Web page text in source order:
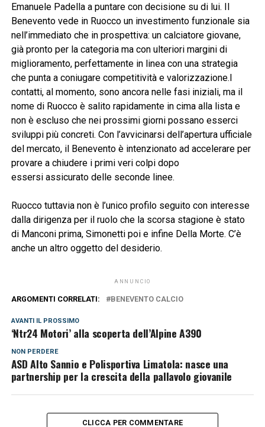
Emanuele Padella a puntare con decisione su di lui. Il
Benevento vede in Ruocco un investimento funzionale sia
nell’immediato che in prospettiva: un calciatore giovane,
già pronto per la categoria ma con ulteriori margini di
miglioramento, perfettamente in linea con una strategia
che punta a coniugare competitività e valorizzazione.I
contatti, al momento, sono ancora nelle fasi iniziali, ma il
nome di Ruocco è salito rapidamente in cima alla lista e
non è escluso che nei prossimi giorni possano esserci
sviluppi più concreti. Con l’avvicinarsi dell’apertura ufficiale
del mercato, il Benevento è intenzionato ad accelerare per
provare a chiudere i primi veri colpi dopo
essersi assicurato delle seconde linee.
Ruocco tuttavia non è l’unico profilo seguito con interesse
dalla dirigenza per il ruolo che la scorsa stagione è stato
di Manconi prima, Simonetti poi e infine Della Morte. C’è
anche un altro oggetto del desiderio.
ANNUNCIO
ARGOMENTI CORRELATI: BENEVENTO CALCIO
AVANTI IL ​​PROSSIMO
‘Ntr24 Motori’ alla scoperta dell’Alpine A390
NON PERDERE
ASD Alto Sannio e Polisportiva Limatola: nasce una
partnership per la crescita della pallavolo giovanile
CLICCA PER COMMENTARE